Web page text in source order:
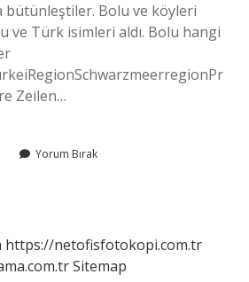
bütünleştiler. Bolu ve köyleri
ve Türk isimleri aldı. Bolu hangi
Zeilen…
Yorum Bırak
https://netofisfotokopi.com.tr
Sitemap